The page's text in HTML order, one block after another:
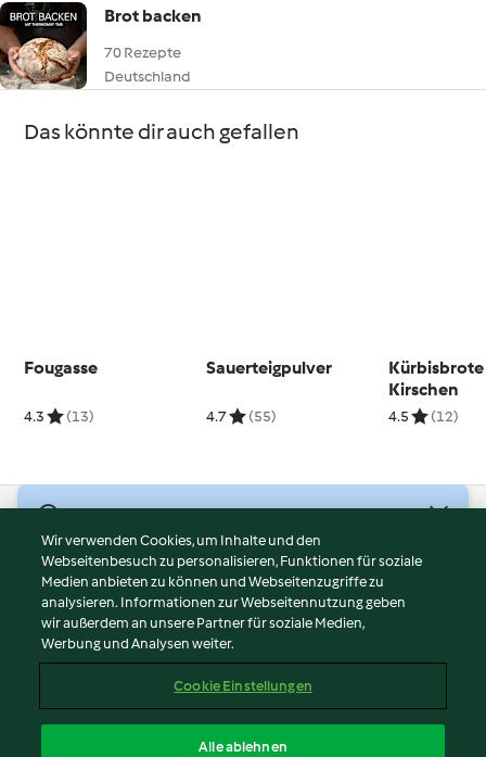
Brot backen
70 Rezepte
Deutschland
Das könnte dir auch gefallen
Fougasse
4.3 (13)
Sauerteigpulver
4.7 (55)
Kirschen
4.5 (12)
Nutzungsbedingungen
Datenschutzrichtlinien
Disclaimer
Impressum
Inhalt melden
Wir verwenden Cookies, um Inhalte und den
Webseitenbesuch zu personalisieren, Funktionen für soziale
Medien anbieten zu können und Webseitenzugriffe zu
analysieren. Informationen zur Webseitennutzung geben
wir außerdem an unsere Partner für soziale Medien,
Werbung und Analysen weiter.
Cookie Einstellungen
Alle ablehnen